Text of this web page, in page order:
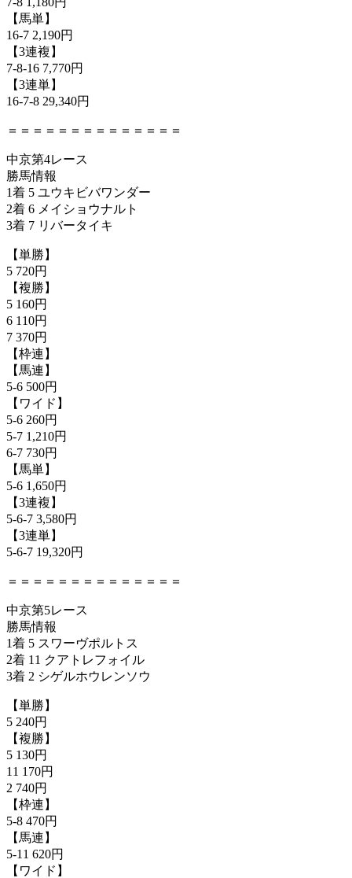
【馬単】
16-7 2,190円
【3連複】
7-8-16 7,770円
【3連単】
16-7-8 29,340円
＝＝＝＝＝＝＝＝＝＝＝＝＝＝
中京第4レース
勝馬情報
1着 5 ユウキビバワンダー
2着 6 メイショウナルト
3着 7 リバータイキ
【単勝】
5 720円
【複勝】
5 160円
6 110円
7 370円
【枠連】
【馬連】
5-6 500円
【ワイド】
5-6 260円
5-7 1,210円
6-7 730円
【馬単】
5-6 1,650円
【3連複】
5-6-7 3,580円
【3連単】
5-6-7 19,320円
＝＝＝＝＝＝＝＝＝＝＝＝＝＝
中京第5レース
勝馬情報
1着 5 スワーヴポルトス
2着 11 クアトレフォイル
3着 2 シゲルホウレンソウ
【単勝】
5 240円
【複勝】
5 130円
11 170円
2 740円
【枠連】
5-8 470円
【馬連】
5-11 620円
【ワイド】